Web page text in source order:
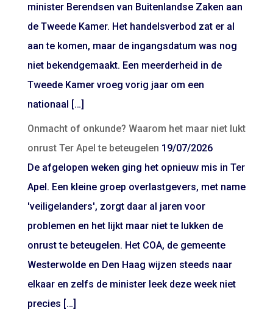
minister Berendsen van Buitenlandse Zaken aan
de Tweede Kamer. Het handelsverbod zat er al
aan te komen, maar de ingangsdatum was nog
niet bekendgemaakt. Een meerderheid in de
Tweede Kamer vroeg vorig jaar om een
nationaal […]
Onmacht of onkunde? Waarom het maar niet lukt
onrust Ter Apel te beteugelen 19/07/2026
De afgelopen weken ging het opnieuw mis in Ter
Apel. Een kleine groep overlastgevers, met name
'veiligelanders', zorgt daar al jaren voor
problemen en het lijkt maar niet te lukken de
onrust te beteugelen. Het COA, de gemeente
Westerwolde en Den Haag wijzen steeds naar
elkaar en zelfs de minister leek deze week niet
precies […]